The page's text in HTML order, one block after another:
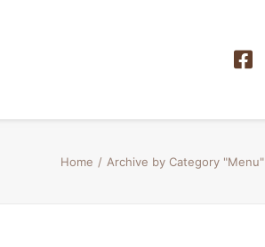
Home Archive by Category "Menu"